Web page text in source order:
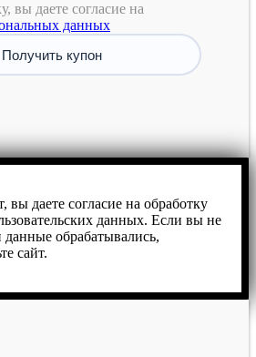
вы даете согласие на
данных
вы даете согласие на обработку
данных. Если вы не
обрабатывались,
сайт.